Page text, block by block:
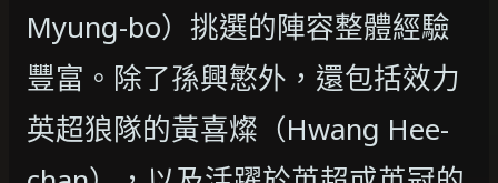
Myung-bo）挑選的陣容整體經驗
豐富。除了孫興慜外，還包括效力
英超狼隊的黃喜燦（Hwang Hee-